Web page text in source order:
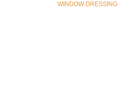
WINDOW DRESSING